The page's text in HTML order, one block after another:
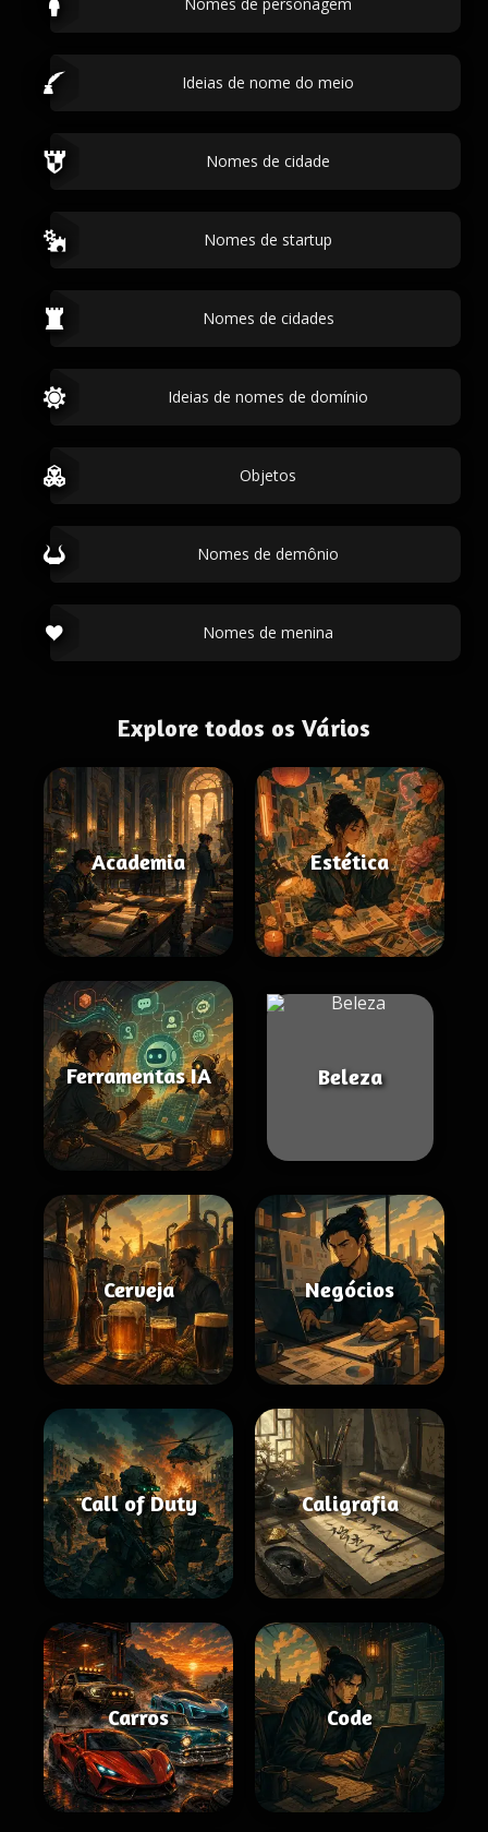
Ideias de nome do meio
Nomes de cidade
Nomes de startup
Nomes de cidades
Ideias de nomes de domínio
Objetos
Nomes de demônio
Nomes de menina
Explore todos os Vários
Academia Estética
Ferramentas IA Beleza
Cerveja Negócios
Call of Duty Caligrafia
Carros Code